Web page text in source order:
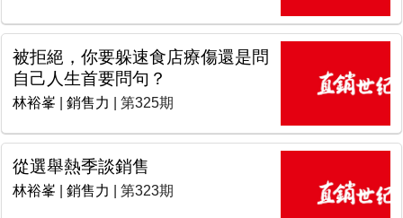
被拒絕，你要躲速食店療傷還是問
自己人生首要問句？
林裕峯 銷售力 | 第325期
從選舉熱季談銷售
林裕峯 銷售力 | 第323期